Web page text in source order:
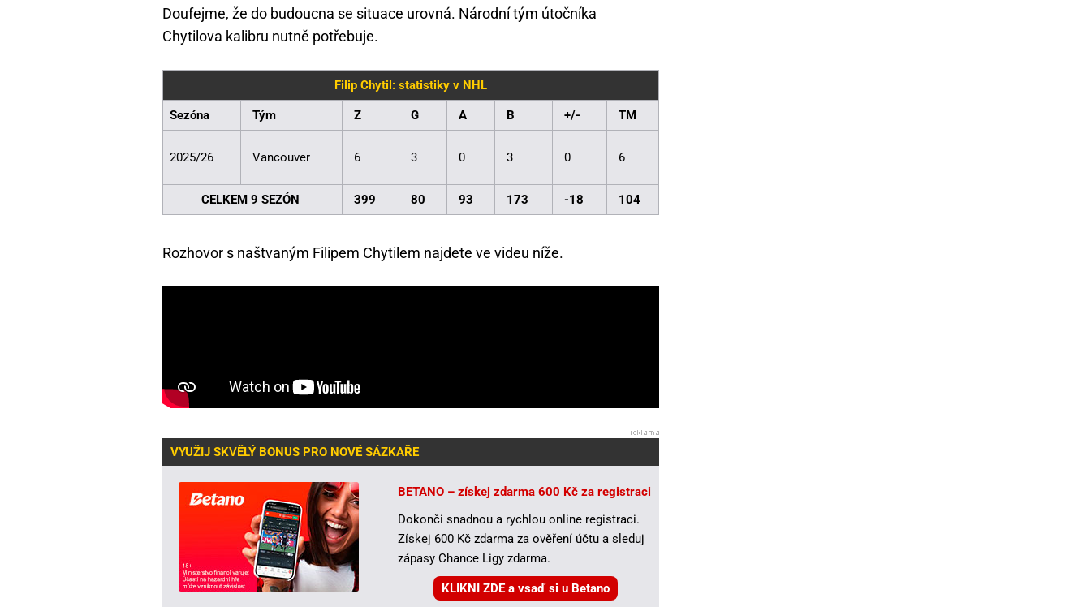
Doufejme, že do budoucna se situace urovná. Národní tým útočníka
Chytilova kalibru nutně potřebuje.
Filip Chytil: statistiky v NHL
Sezóna Tým Z G A B +/- TM
2025/26 Vancouver 6 3 0 3 0 6
CELKEM 9 SEZÓN 399 80 93 173 -18 104
Rozhovor s naštvaným Filipem Chytilem najdete ve videu níže.
VYUŽIJ SKVĚLÝ BONUS PRO NOVÉ SÁZKAŘE
BETANO – získej zdarma 600 Kč za registraci
Dokonči snadnou a rychlou online registraci.
Získej 600 Kč zdarma za ověření účtu a sleduj
zápasy Chance Ligy zdarma.
KLIKNI ZDE a vsaď si u Betano